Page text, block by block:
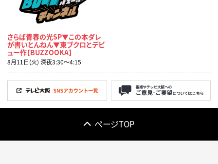
さらば青春の光SP▼この本ダレ
が書いとんねん▼東ブクロとデビ
ュー作【BUZZOOKA】
8月11日(火) 深夜3:30〜4:15
ページTOP